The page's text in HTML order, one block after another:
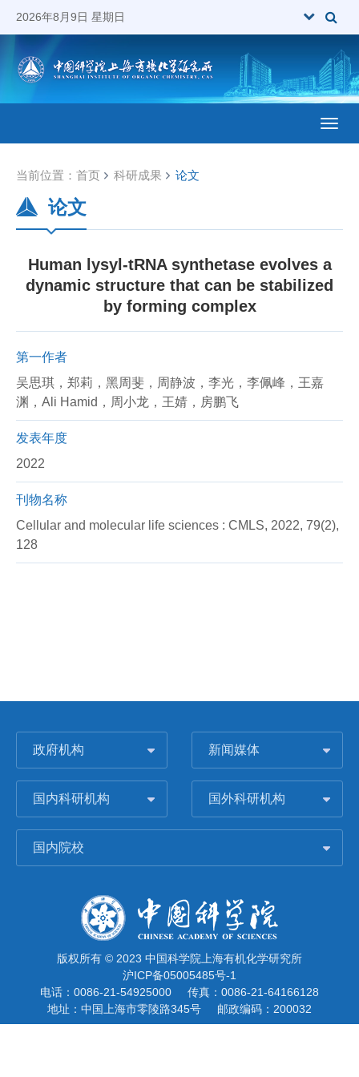
2026年8月9日 星期日
当前位置： 首页 科研成果 论文
论文
Human lysyl-tRNA synthetase evolves a
dynamic structure that can be stabilized
by forming complex
第一作者
吴思琪，郑莉，黑周斐，周静波，李光，李佩峰，王嘉
渊，Ali Hamid，周小龙，王婧，房鹏飞
发表年度
2022
刊物名称
Cellular and molecular life sciences : CMLS, 2022, 79(2),
128
政府机构 新闻媒体
国内科研机构 国外科研机构
国内院校
版权所有 © 2023 中国科学院上海有机化学研究所
沪ICP备05005485号-1
电话：0086-21-54925000
传真：0086-21-64166128
地址：中国上海市零陵路345号
邮政编码：200032